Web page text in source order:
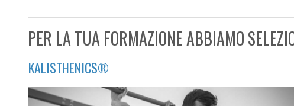
PER LA TUA FORMAZIONE ABBIAMO
KALISTHENICS®